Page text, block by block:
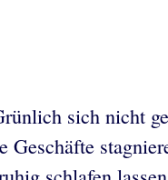
sich nicht
Geschäfte